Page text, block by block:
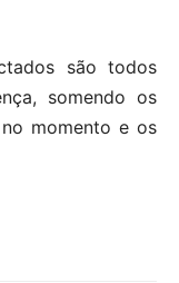
são todos
somendo os
momento e os